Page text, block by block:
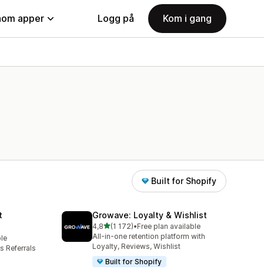
apper Logg på Kom i gang
Built for Shopify
Referrals
Growave: Loyalty & Wishlist
4,8av 5 stjerner
(1 172)
Totalt 1172 omtaler
•Free plan available
All-in-one retention platform with
Loyalty, Reviews, Wishlist
Built for Shopify